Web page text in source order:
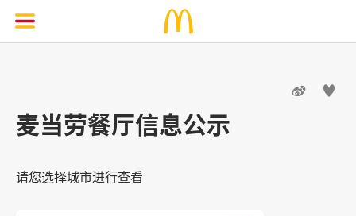
 
麦当劳餐厅信息公示
请您选择城市进行查看